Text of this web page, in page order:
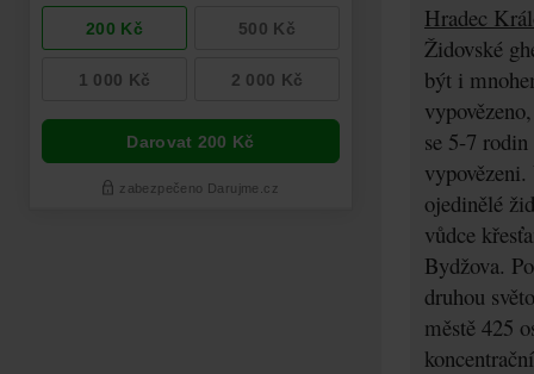
Hradec
Židovské
být i
se 5-7
ojedinělé
vůdce
Bydžova.
druhou
městě 425